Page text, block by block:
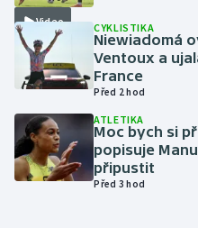
Motorsport
Olympijské hry
Parasport
Plavání
Plážový volejbal
Video CYKLISTIKA
Niewiadomá
Ventoux a
France
Před 2 hod
ATLETIKA
Moc bych si
popisuje
připustit
Před 3 hod